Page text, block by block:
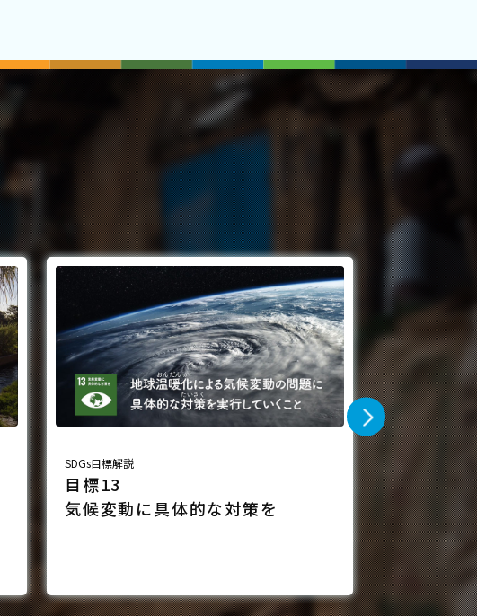
SDGs目標解説
目標13
気候変動に具体的な対策を
SDGs取組事例
持続可能
エネルギ
いちごECOエナ